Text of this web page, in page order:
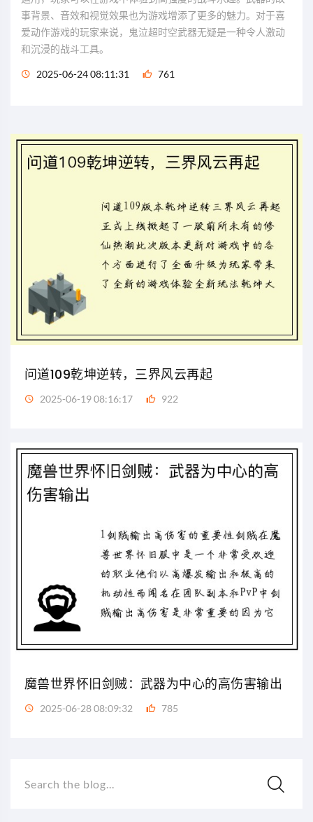
事背景、音效和视觉效果也为游戏增添了更多的魅力。对于喜
爱动作游戏的玩家来说，鬼泣超时空武器无疑是一种令人激动
和沉浸的战斗工具。
2025-06-24 08:11:31 761
问道109乾坤逆转，三界风云再起
2025-06-19 08:16:17 922
魔兽世界怀旧剑贼：武器为中心的高伤害输出
2025-06-28 08:09:32 785
Search the blog...